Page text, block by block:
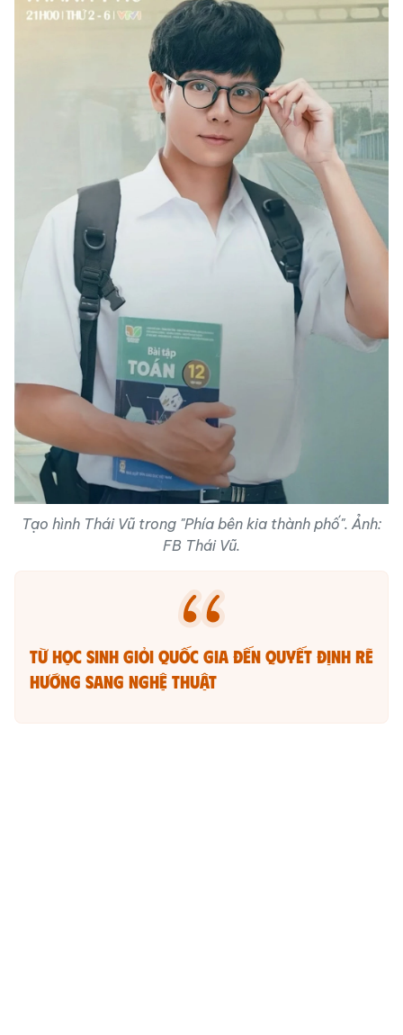
Tạo hình Thái Vũ trong "Phía bên kia thành phố". Ảnh:
FB Thái Vũ.
Từ học sinh giỏi quốc gia đến quyết định rẽ
hướng sang nghệ thuật